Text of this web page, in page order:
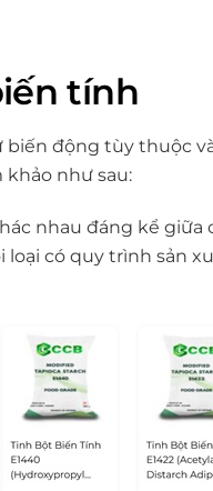
tính
động tùy thuộc
như sau:
nhau đáng kể
loại có quy trình